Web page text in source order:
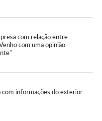
com relação entre
com uma opinião
com informações do exterior